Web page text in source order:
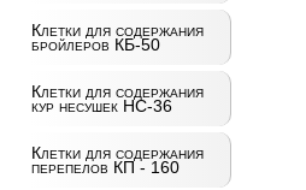
Клетки для содержания
бройлеров КБ-50
Клетки для содержания
кур несушек НС-36
Клетки для содержания
перепелов КП - 160